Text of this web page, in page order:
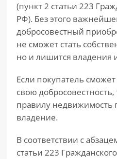
(пункт 2 статьи 223
РФ). Без этого
добросовестный
не сможет стать
но и лишится владения
Если покупатель сможет
свою
правилу недвижимость
владение.
В соответствии с
статьи 223